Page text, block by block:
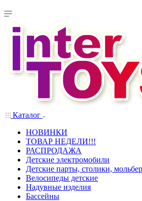
Каталог
НОВИНКИ
ТОВАР НЕДЕЛИ!!!
РАСПРОДАЖА
Детские электромобили
Детские парты, столики,
Велосипеды детские
Надувные изделия
Бассейны